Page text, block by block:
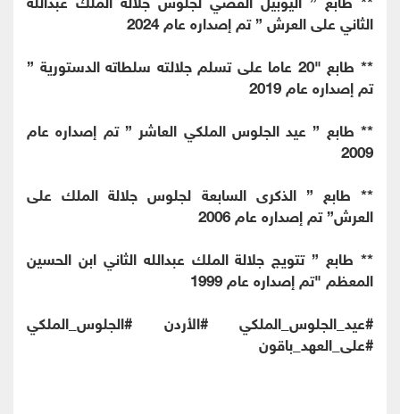
الثاني على العرش ” تم إصداره عام 2024
** طابع "20 عاما على تسلم جلالته سلطاته الدستورية ”
تم إصداره عام 2019
** طابع ” عيد الجلوس الملكي العاشر ” تم إصداره عام
2009
** طابع ” الذكرى السابعة لجلوس جلالة الملك على
العرش” تم إصداره عام 2006
** طابع ” تتويج جلالة الملك عبدالله الثاني ابن الحسين
المعظم "تم إصداره عام 1999
#عيد_الجلوس_الملكي #الأردن #الجلوس_الملكي
#على_العهد_باقون